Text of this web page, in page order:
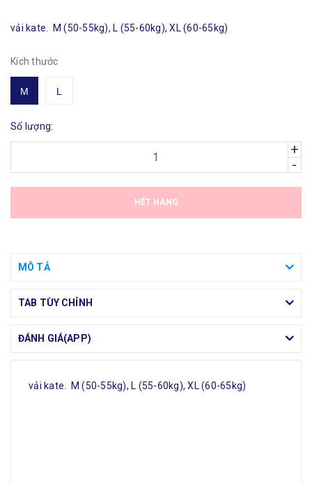
vải kate. M (50-55kg), L (55-60kg), XL (60-65kg)
Kích thước
M L
Số lượng:
+
-
HẾT HÀNG
MÔ TẢ
TAB TÙY CHỈNH
ĐÁNH GIÁ(APP)
vải kate. M (50-55kg), L (55-60kg), XL (60-65kg)